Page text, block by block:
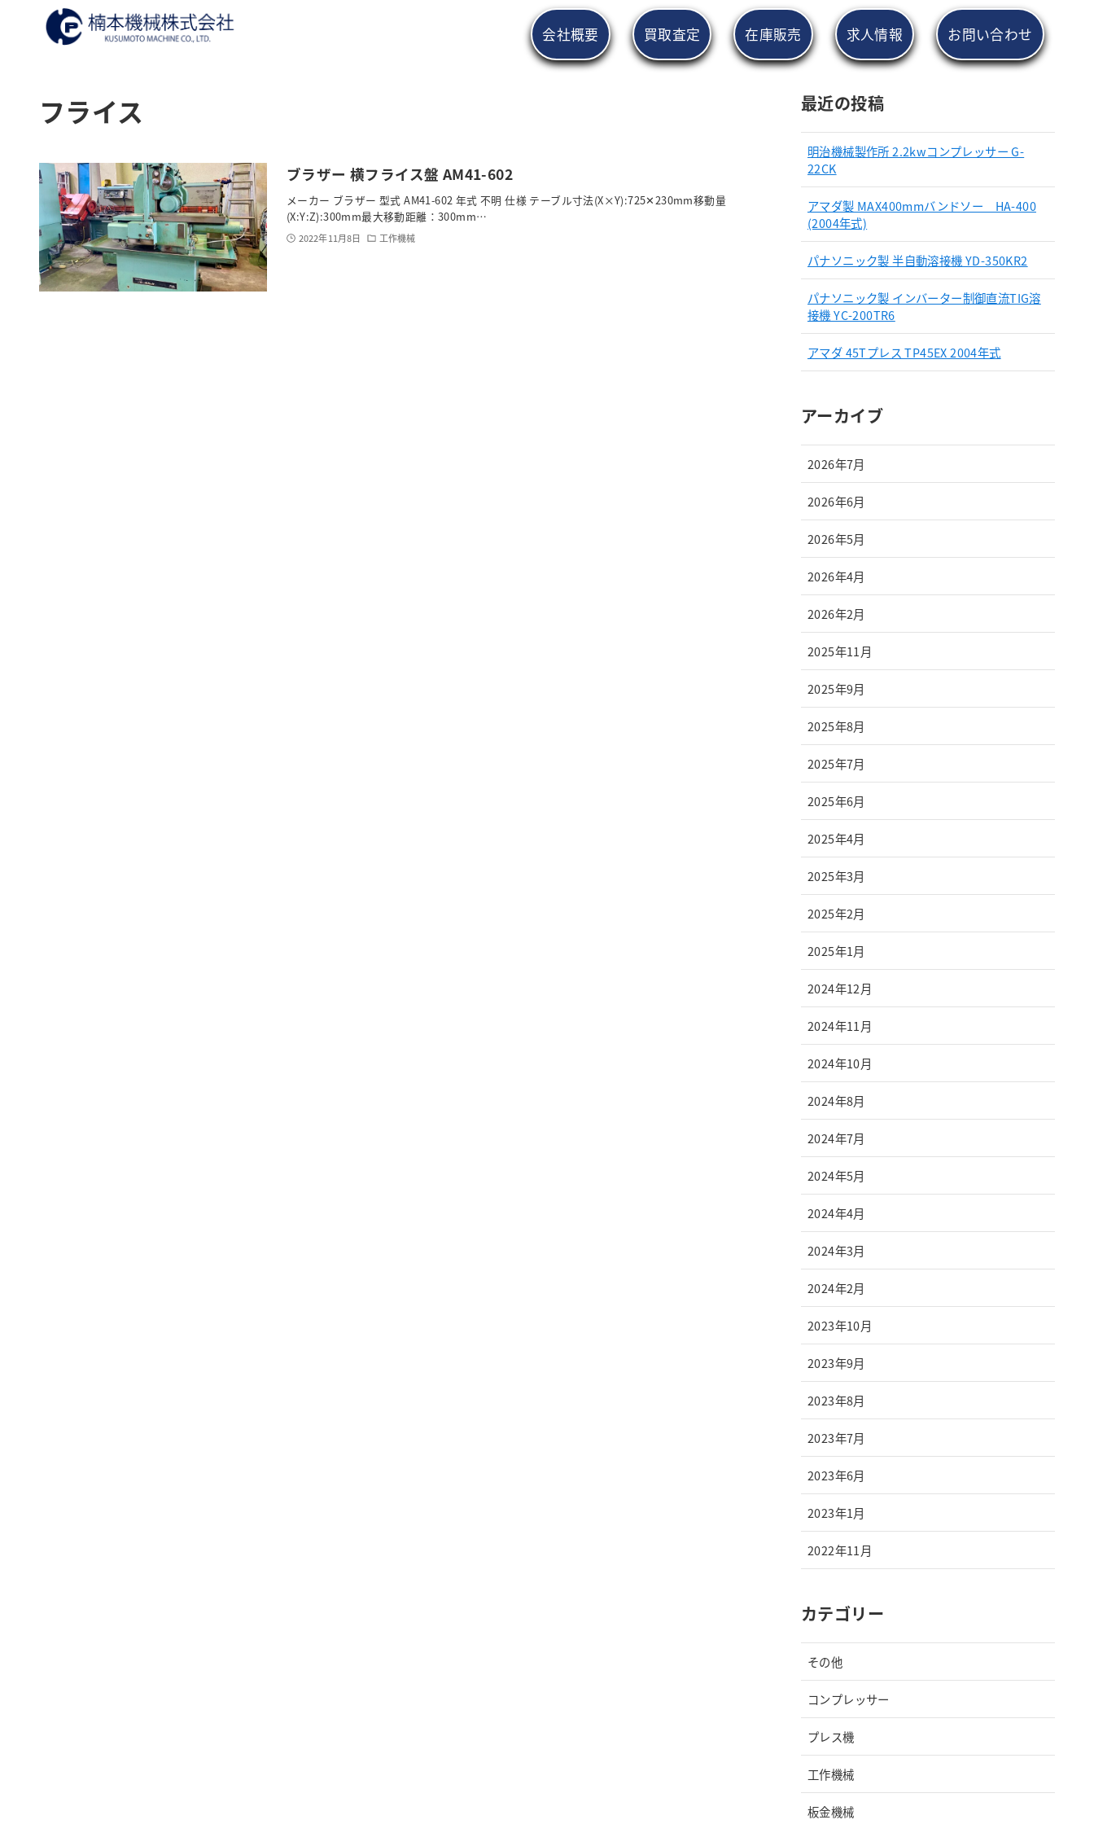
会社概要 買取査定 在庫販売 求人情報 お問い合わせ
フライス
ブラザー 横フライス盤 AM41-602
メーカー ブラザー 型式 AM41-602 年式 不明 仕様 テーブル寸法(X×Y):725✕230mm移動量
(X:Y:Z):300mm最大移動距離：300mm…
2022年11月8日 工作機械
最近の投稿
明治機械製作所 2.2kwコンプレッサー G-
22CK
アマダ製 MAX400mmバンドソー HA-400
(2004年式)
パナソニック製 半自動溶接機 YD-350KR2
パナソニック製 インバーター制御直流TIG溶
接機 YC-200TR6
アマダ 45Tプレス TP45EX 2004年式
アーカイブ
2026年7月
2026年6月
2026年5月
2026年4月
2026年2月
2025年11月
2025年9月
2025年8月
2025年7月
2025年6月
2025年4月
2025年3月
2025年2月
2025年1月
2024年12月
2024年11月
2024年10月
2024年8月
2024年7月
2024年5月
2024年4月
2024年3月
2024年2月
2023年10月
2023年9月
2023年8月
2023年7月
2023年6月
2023年1月
2022年11月
カテゴリー
その他
コンプレッサー
プレス機
工作機械
板金機械